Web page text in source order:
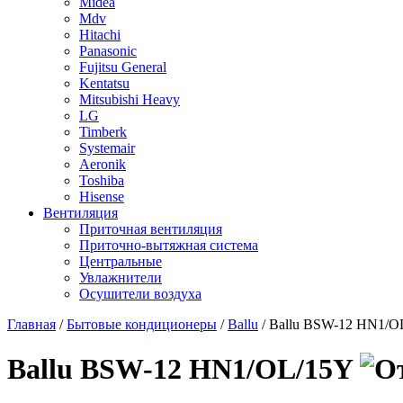
Mdv
Hitachi
Panasonic
Fujitsu General
Kentatsu
Mitsubishi Heavy
LG
Timberk
Systemair
Aeronik
Toshiba
Hisense
Вентиляция
Приточная вентиляция
Приточно-вытяжная система
Центральные
Увлажнители
Осушители воздуха
Главная /Бытовые кондиционеры /Ballu / Ballu BSW-12 HN1/
Ballu BSW-12 HN1/OL/15Y